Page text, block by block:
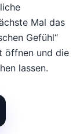
Mal das
Gefühl“
öffnen und die
lassen.